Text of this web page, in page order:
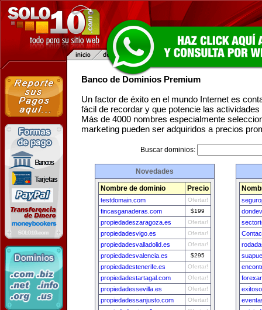
Banco de Dominios Premium
Un factor de éxito en el mundo Internet es
fácil de recordar y que potencie las
Más de 4000 nombres especialmente
marketing pueden ser adquiridos a precios
Buscar dominios:
Novedades
Nombre de dominio Precio
testdomain.com Ofertar!
fincasganaderas.com $199
propiedadeszaragoza.es Ofertar!
propiedadesvigo.es Ofertar!
propiedadesvalladolid.es Ofertar!
propiedadesvalencia.es $295
propiedadestenerife.es Ofertar!
propiedadestartagal.com Ofertar!
propiedadessevilla.es Ofertar!
propiedadessanjusto.com Ofertar!